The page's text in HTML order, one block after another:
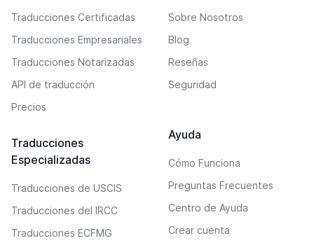
Traducciones Certificadas
Traducciones Empresariales
Traducciones Notarizadas
API de traducción
Precios
Traducciones
Especializadas
Traducciones de USCIS
Traducciones del IRCC
Traducciones ECFMG
Sobre Nosotros
Blog
Reseñas
Seguridad
Ayuda
Cómo Funciona
Preguntas Frecuentes
Centro de Ayuda
Crear cuenta